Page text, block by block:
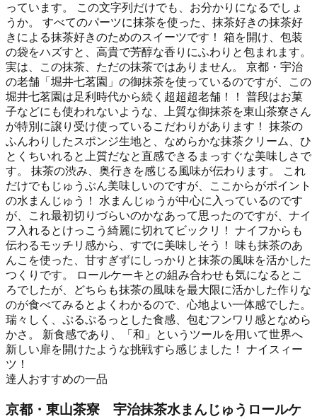
っています。 この文字列だけでも、お分かりになるでしょ
うか。 すべてのパーツに抹茶を使った、抹茶好きの抹茶好
きによる抹茶好きのためのスイーツです！ 箱を開け、包装
の袋をハズすと、高貴で芳醇な香りにふわりと包まれます。
実は、この抹茶、ただの抹茶ではありません。 京都・宇治
の老舗「堀井七茗園」の御抹茶を使っているのですが、この
堀井七茗園は足利時代から続く超超超老舗！！ 普段はお菓
子などにも使われないような、上質な御抹茶を東山茶寮さん
が特別に譲り受け使っているこだわりがあります！ 抹茶の
ふんわりしたスポンジ生地と、なめらかな抹茶クリーム、ひ
とくちいれると上質だなと直感できるまっすぐな美味しさで
す。 抹茶の渋み、奥行きを感じる風味が伝わります。 これ
だけでもじゅうぶん美味しいのですが、ここからがポイント
の水まんじゅう！ 水まんじゅうが中心に入っているのです
が、これ最初切りづらいのかなあって思ったのですが、ナイ
フ入れるとけっこう綺麗に切れてビックリ！ ナイフからも
伝わるモッチリ感から、すでに美味しそう！ 味も抹茶のあ
んこを使った、甘すぎずにしっかりと抹茶の風味を活かした
つくりです。 ロールケーキとの組み合わせも気になるとこ
ろでしたが、どちらも抹茶の風味を最大限に活かした作りな
のが食べてみるとよくわかるので、心地よい一体感でした。
瑞々しく、ぷるぷるっとした食感、包むフンワリ感となめら
かさ。 新食感であり、「和」というツールを用いて世界へ
新しい扉を開けたような挑戦すら感じました！ ナイスィー
ツ！
達人おすすめの一品
京都・東山茶寮 宇治抹茶水まんじゅうロールケ